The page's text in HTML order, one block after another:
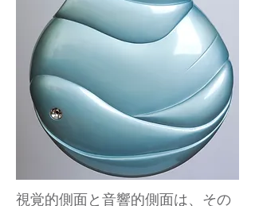
視覚的側面と音響的側面は、その